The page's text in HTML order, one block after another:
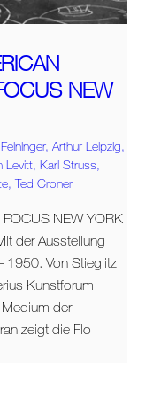
NEW
Arthur Leipzig,
Levitt, Karl Struss,
Ted Croner
NEW YORK
der Ausstellung
1950. Von Stieglitz
Kunstforum
der
zeigt die Flo